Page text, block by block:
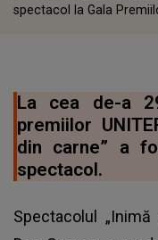
spectacol la Gala
La cea de-a
premiilor
din carne” a
spectacol.
Spectacolul